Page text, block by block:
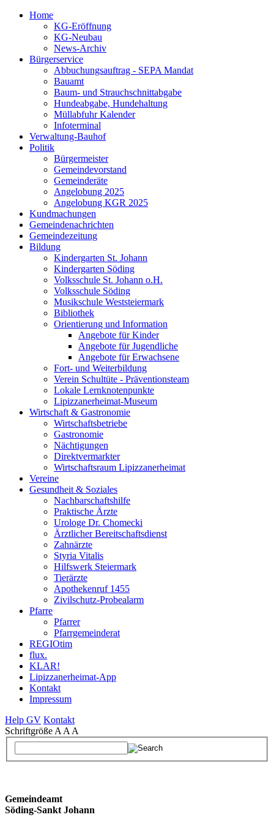
Home
KG-Eröffnung
KG-Neubau
News-Archiv
Bürgerservice
Abbuchungsauftrag - SEPA Mandat
Bauamt
Baum- und Strauchschnittabgabe
Hundeabgabe, Hundehaltung
Müllabfuhr Kalender
Infoterminal
Verwaltung-Bauhof
Politik
Bürgermeister
Gemeindevorstand
Gemeinderäte
Angelobung 2025
Angelobung KGR 2025
Kundmachungen
Gemeindenachrichten
Gemeindezeitung
Bildung
Kindergarten St. Johann
Kindergarten Söding
Volksschule St. Johann o.H.
Volksschule Söding
Musikschule Weststeiermark
Bibliothek
Orientierung und Information
Angebote für Kinder
Angebote für Jugendliche
Angebote für Erwachsene
Fort- und Weiterbildung
Verein Schultüte - Präventionsteam
Lokale Lernknotenpunkte
Lipizzanerheimat-Museum
Wirtschaft & Gastronomie
Wirtschaftsbetriebe
Gastronomie
Nächtigungen
Direktvermarkter
Wirtschaftsraum Lipizzanerheimat
Vereine
Gesundheit & Soziales
Nachbarschaftshilfe
Praktische Ärzte
Urologe Dr. Chomecki
Ärztlicher Bereitschaftsdienst
Zahnärzte
Styria Vitalis
Hilfswerk Steiermark
Tierärzte
Apothekenruf 1455
Zivilschutz-Probealarm
Pfarre
Pfarrer
Pfarrgemeinderat
REGIOtim
flux.
KLAR!
Lipizzanerheimat-App
Kontakt
Impressum
Help GV Kontakt
Schriftgröße A A A
Gemeindeamt
Söding-Sankt Johann